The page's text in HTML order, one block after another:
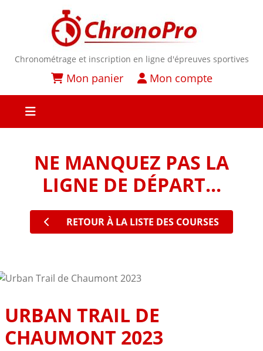
Chronométrage et inscription en ligne d'épreuves sportives
Mon panier Mon compte
NE MANQUEZ PAS LA
LIGNE DE DÉPART...
RETOUR À LA LISTE DES COURSES
URBAN TRAIL DE
CHAUMONT 2023